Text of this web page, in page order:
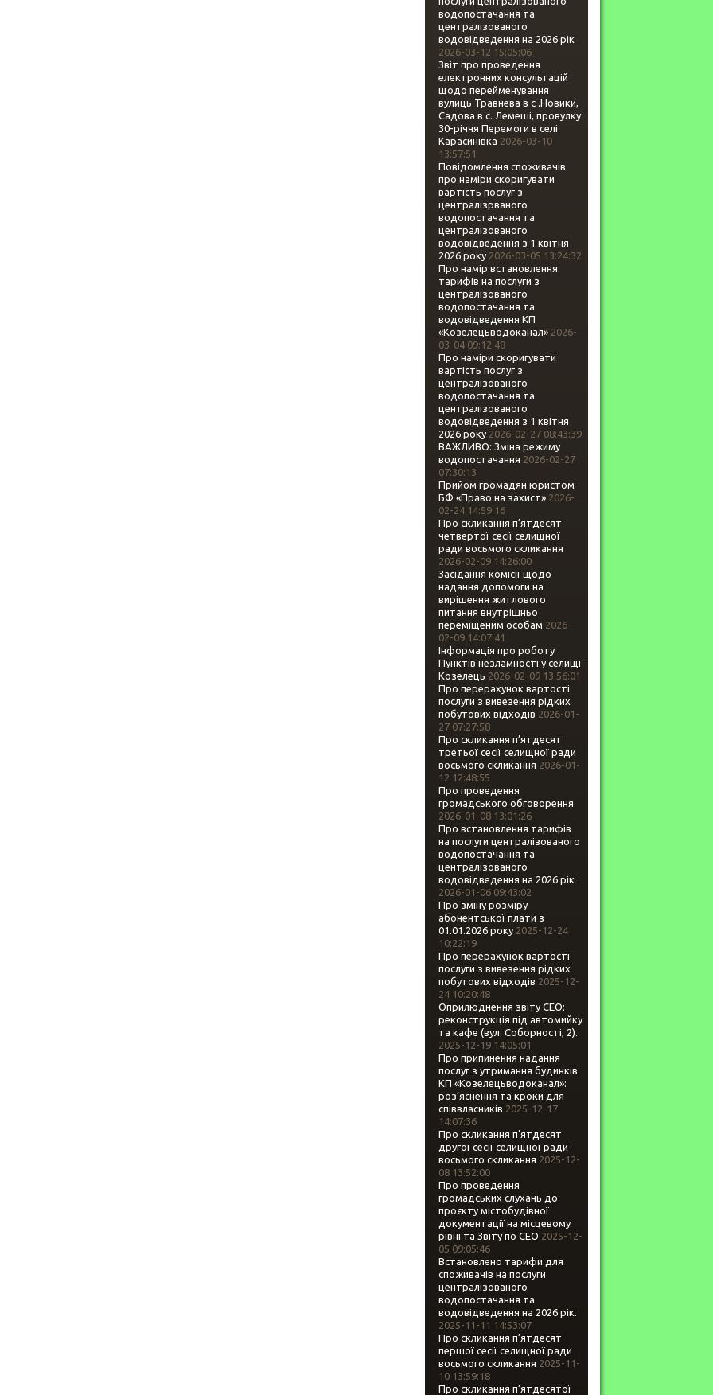
водопостачання та
централізованого
водовідведення на 2026 рік
2026-03-12 15:05:06
Звіт про проведення
електронних консультацій
щодо перейменування
вулиць Травнева в с .Новики,
Садова в с. Лемеші, провулку
30-річчя Перемоги в селі
Карасинівка 2026-03-10
13:57:51
Повідомлення споживачів
про наміри скоригувати
вартість послуг з
централізрваного
водопостачання та
централізованого
водовідведення з 1 квітня
2026 року 2026-03-05 13:24:32
Про намір встановлення
тарифів на послуги з
централізованого
водопостачання та
водовідведення КП
«Козелецьводоканал» 2026-
03-04 09:12:48
Про наміри скоригувати
вартість послуг з
централізованого
водопостачання та
централізованого
водовідведення з 1 квітня
2026 року 2026-02-27 08:43:39
ВАЖЛИВО: Зміна режиму
водопостачання 2026-02-27
07:30:13
Прийом громадян юристом
БФ «Право на захист» 2026-
02-24 14:59:16
Про скликання п’ятдесят
четвертої сесії селищної
ради восьмого скликання
2026-02-09 14:26:00
Засідання комісії щодо
надання допомоги на
вирішення житлового
питання внутрішньо
переміщеним особам 2026-
02-09 14:07:41
Інформація про роботу
Пунктів незламності у селищі
Козелець 2026-02-09 13:56:01
Про перерахунок вартості
послуги з вивезення рідких
побутових відходів 2026-01-
27 07:27:58
Про скликання п’ятдесят
третьої сесії селищної ради
восьмого скликання 2026-01-
12 12:48:55
Про проведення
громадського обговорення
2026-01-08 13:01:26
Про встановлення тарифів
на послуги централізованого
водопостачання та
централізованого
водовідведення на 2026 рік
2026-01-06 09:43:02
Про зміну розміру
абонентської плати з
01.01.2026 року 2025-12-24
10:22:19
Про перерахунок вартості
послуги з вивезення рідких
побутових відходів 2025-12-
24 10:20:48
Оприлюднення звіту СЕО:
реконструкція під автомийку
та кафе (вул. Соборності, 2).
2025-12-19 14:05:01
Про припинення надання
послуг з утримання будинків
КП «Козелецьводоканал»:
роз’яснення та кроки для
співвласників 2025-12-17
14:07:36
Про скликання п’ятдесят
другої сесії селищної ради
восьмого скликання 2025-12-
08 13:52:00
Про проведення
громадських слухань до
проєкту містобудівної
документації на місцевому
рівні та Звіту по СЕО 2025-12-
05 09:05:46
Встановлено тарифи для
споживачів на послуги
централізованого
водопостачання та
водовідведення на 2026 рік.
2025-11-11 14:53:07
Про скликання п’ятдесят
першої сесії селищної ради
восьмого скликання 2025-11-
10 13:59:18
Про скликання п’ятдесятої